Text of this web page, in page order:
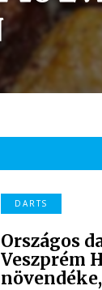
DARTS
Országos
Veszprém